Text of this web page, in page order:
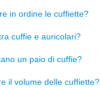
in ordine le cuffiette?
cuffie e auricolari?
un paio di cuffie?
il volume delle cuffiette?